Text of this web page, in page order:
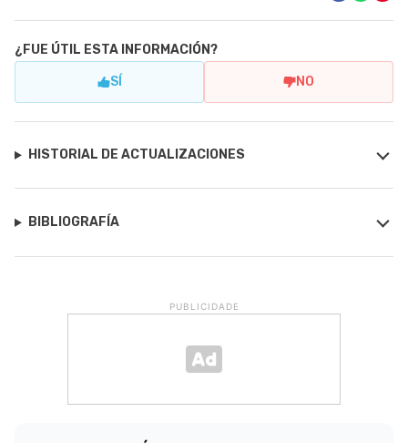
¿FUE ÚTIL ESTA INFORMACIÓN?
SÍ NO
HISTORIAL DE ACTUALIZACIONES
BIBLIOGRAFÍA
PUBLICIDADE